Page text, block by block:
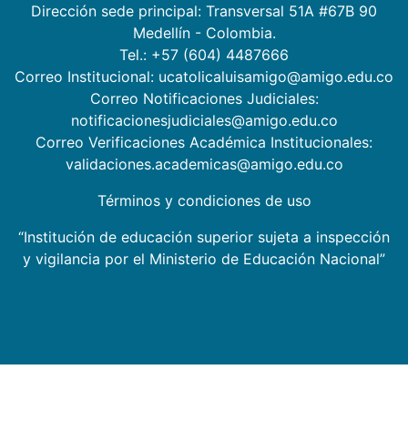
Dirección sede principal: Transversal 51A #67B 90
Medellín - Colombia.
Tel.: +57 (604) 4487666
Correo Institucional: ucatolicaluisamigo@amigo.edu.co
Correo Notificaciones Judiciales:
notificacionesjudiciales@amigo.edu.co
Correo Verificaciones Académica Institucionales:
validaciones.academicas@amigo.edu.co
Términos y condiciones de uso
“Institución de educación superior sujeta a inspección
y vigilancia por el Ministerio de Educación Nacional”